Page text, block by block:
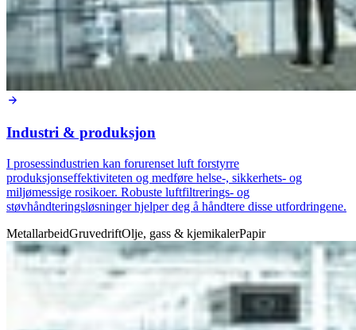
Industri & produksjon
I prosessindustrien kan forurenset luft forstyrre
produksjonseffektiviteten og medføre helse-, sikkerhets- og
miljømessige rosikoer. Robuste luftfiltrerings- og
støvhåndteringsløsninger hjelper deg å håndtere disse utfordringene.
MetallarbeidGruvedriftOlje, gass & kjemikalerPapir